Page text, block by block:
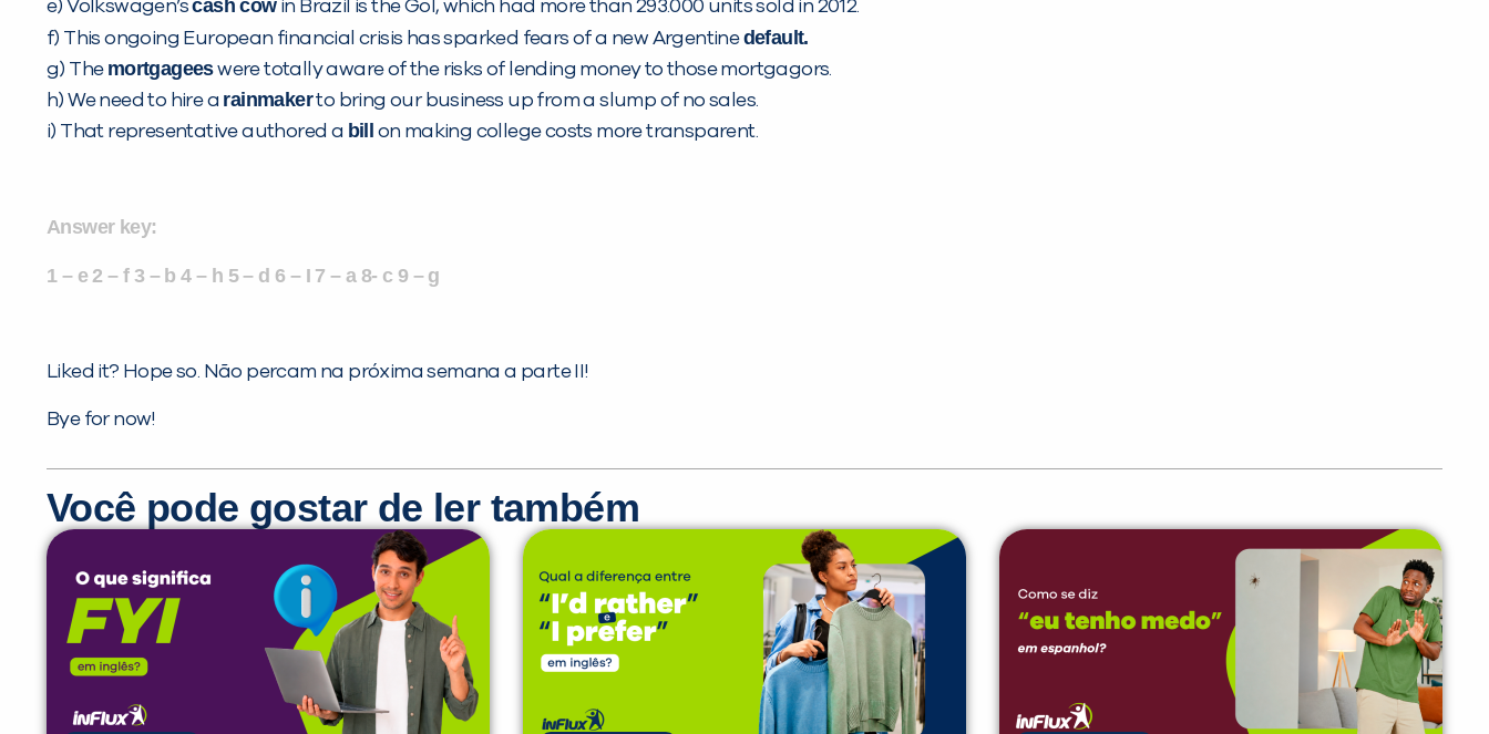
e) Volkswagen’scash cowin Brazil is the Gol, which had more than 293.000 units sold in 2012.
f) This ongoing European financial crisis has sparked fears of a new Argentinedefault.
g) The mortgageeswere totally aware of the risks of lending money to those mortgagors.
h) We need to hire a rainmakerto bring our business up from a slump of no sales.
i) That representative authored a bill on making college costs more transparent.
Answer key:
1 – e 2 – f 3 – b 4 – h 5 – d 6 – I 7 – a 8- c 9 – g
Liked it? Hope so. Não percam na próxima semana a parte II!
Bye for now!
Você pode gostar de ler também